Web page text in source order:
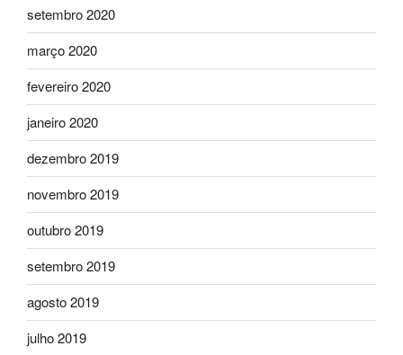
setembro 2020
março 2020
fevereiro 2020
janeiro 2020
dezembro 2019
novembro 2019
outubro 2019
setembro 2019
agosto 2019
julho 2019